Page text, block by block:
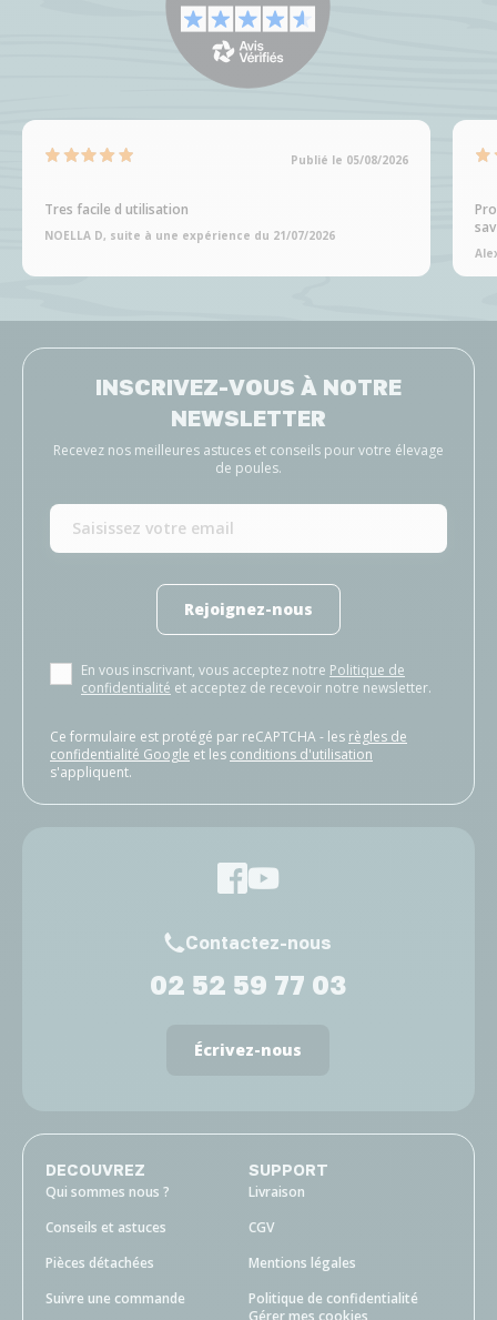
Publié le 05/08/2026
Tres facile d utilisation
NOELLA D, suite à une expérience du 21/07/2026
INSCRIVEZ-VOUS À NOTRE
NEWSLETTER
Recevez nos meilleures astuces et conseils pour votre élevage
de poules.
Rejoignez-nous
En vous inscrivant, vous acceptez notre Politique de
confidentialité et acceptez de recevoir notre newsletter.
Ce formulaire est protégé par reCAPTCHA - les règles de
confidentialité Google et les conditions d'utilisation
s'appliquent.
Contactez-nous
02 52 59 77 03
Écrivez-nous
DECOUVREZ
Qui sommes nous ?
Conseils et astuces
Pièces détachées
Suivre une commande
SUPPORT
Livraison
CGV
Mentions légales
Politique de confidentialité
Gérer mes cookies